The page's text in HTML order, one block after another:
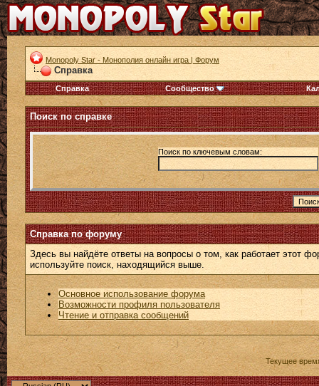
Monopoly Star - Монополия онлайн игра | Форум
Справка
Справка Сообщество
Поиск по справке
Поиск по ключевым словам:
Справка по форуму
Здесь вы найдёте ответы на вопросы о том, как работает этот
используйте поиск, находящийся выше.
Основное использование форума
Возможности профиля пользователя
Чтение и отправка сообщений
Текущее